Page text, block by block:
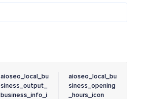
aioseo_local_bu
siness_output_
business_info_i
aioseo_local_bu
siness_opening
_hours_icon